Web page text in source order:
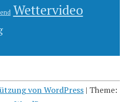
Wettervideo
von WordPress | Theme: